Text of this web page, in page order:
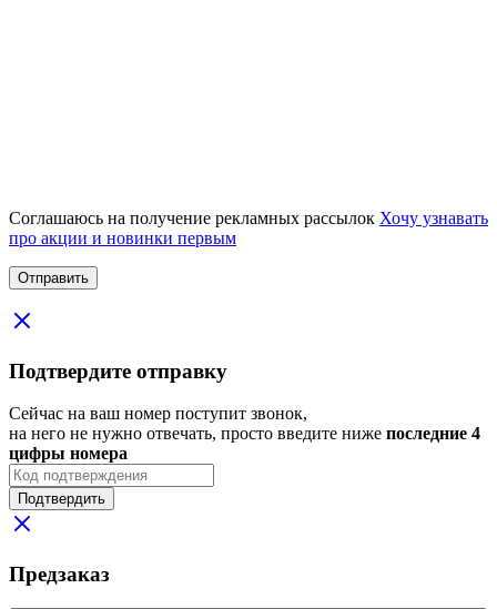
Соглашаюсь на получение рекламных рассылок Хочу узнавать
про акции и новинки первым
Подтвердите отправку
Сейчас на ваш номер поступит звонок,
на него не нужно отвечать, просто введите ниже последние 4
цифры номера
Подтвердить
Предзаказ